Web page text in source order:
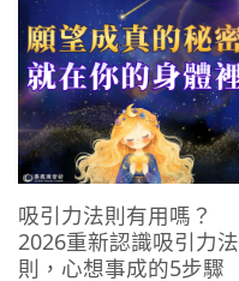
吸引力法則有用嗎？
2026重新認識吸引力法
則，心想事成的5步驟